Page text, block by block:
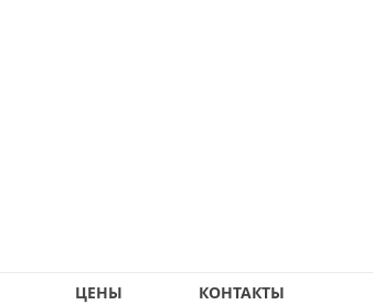
ЦЕНЫ КОНТАКТЫ